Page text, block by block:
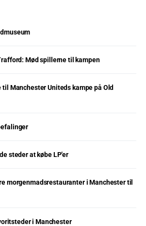
Mød spillerne til kampen
Manchester Uniteds kampe på Old
steder at købe LP’er
morgenmadsrestauranter i Manchester til
i Manchester